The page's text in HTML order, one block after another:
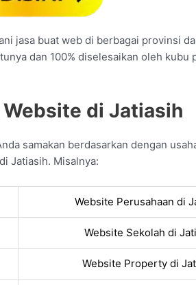
jasa buat web di berbagai provinsi
dan 100% diselesaikan oleh kubu
di Jatiasih
samakan berdasarkan dengan
Jatiasih. Misalnya:
Website Perusahaan di
Website Sekolah di
Website Property di